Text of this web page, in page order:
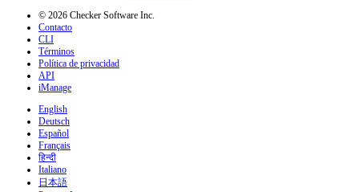
© 2026 Checker Software Inc.
Contacto
CLI
Términos
Política de privacidad
API
iManage
English
Deutsch
Español
Français
हिन्दी
Italiano
日本語